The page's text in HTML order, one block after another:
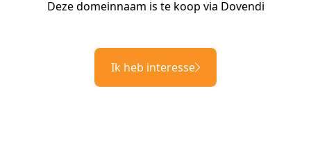
Deze domeinnaam is te koop via Dovendi
Ik heb interesse